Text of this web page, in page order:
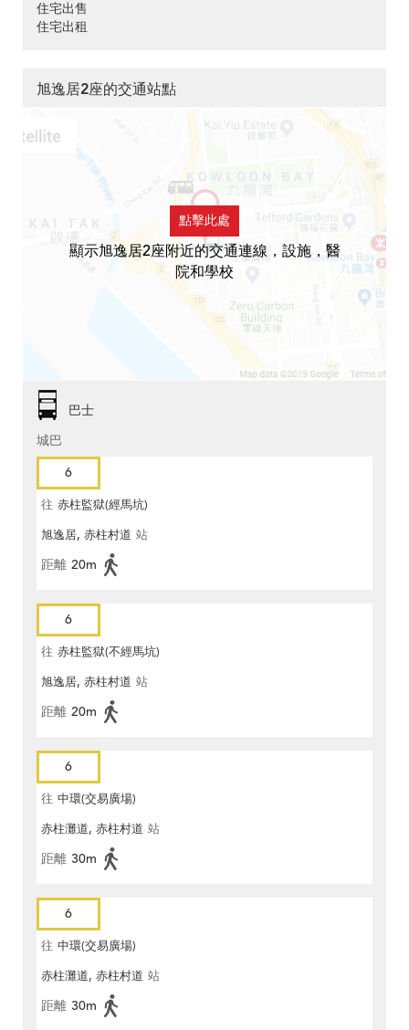
住宅出售
住宅出租
旭逸居2座的交通站點
點擊此處
顯示旭逸居2座附近的交通連線，設施，醫
院和學校
巴士
城巴
6
往 赤柱監獄(經馬坑)
旭逸居, 赤柱村道 站
距離 20m
6
往 赤柱監獄(不經馬坑)
旭逸居, 赤柱村道 站
距離 20m
6
往 中環(交易廣場)
赤柱灘道, 赤柱村道 站
距離 30m
6
往 中環(交易廣場)
赤柱灘道, 赤柱村道 站
距離 30m